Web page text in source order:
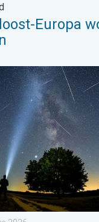
Europa
sterren begint.